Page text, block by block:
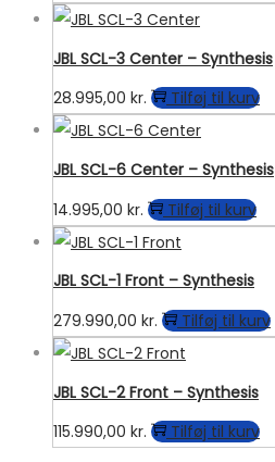
JBL SCL-3 Center – Synthesis
28.995,00 kr. Tilføj til kurv
JBL SCL-6 Center – Synthesis
14.995,00 kr. Tilføj til kurv
JBL SCL-1 Front – Synthesis
279.990,00 kr. Tilføj til kurv
JBL SCL-2 Front – Synthesis
115.990,00 kr. Tilføj til kurv